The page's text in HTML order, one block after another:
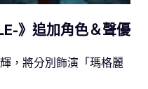
》追加角色＆聲優
，將分別飾演「瑪格麗